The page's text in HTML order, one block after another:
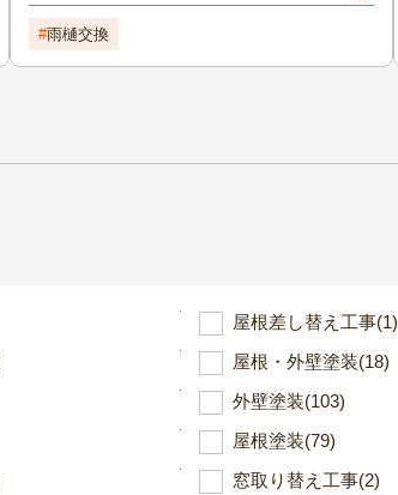
雨樋交換
屋根差し替え工事(1)
屋根・外壁塗装(18)
外壁塗装(103)
屋根塗装(79)
窓取り替え工事(2)